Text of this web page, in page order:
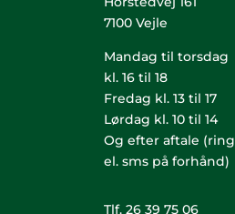
7100 Vejle
Mandag til torsdag
kl. 16 til 18
Fredag kl. 13 til 17
Lørdag kl. 10 til 14
Og efter aftale (ring
el. sms på forhånd)
Tlf. 26 39 75 06